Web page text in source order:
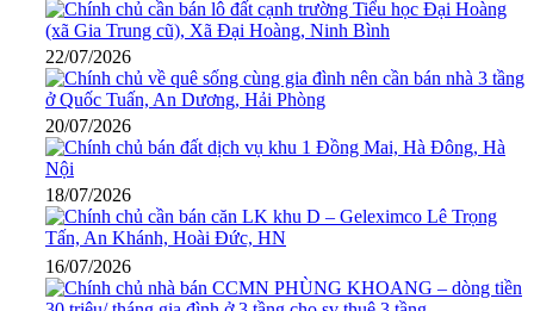
22/07/2026
20/07/2026
18/07/2026
16/07/2026